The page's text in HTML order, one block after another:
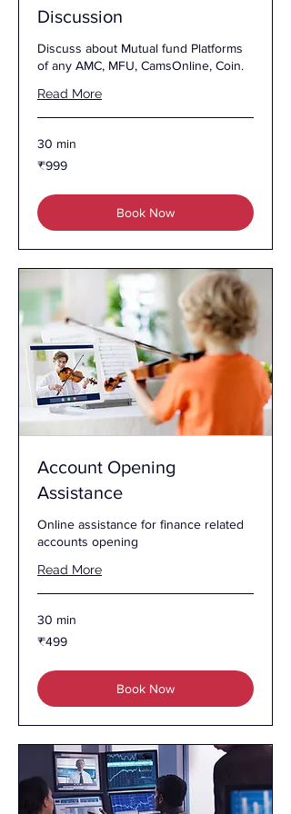
Discussion
Discuss about Mutual fund Platforms
of any AMC, MFU, CamsOnline, Coin.
Read More
30 min
999
இந்திய
₹999
Book Now
Account Opening
Assistance
Online assistance for finance related
accounts opening
Read More
30 min
499
இந்திய
₹499
Book Now